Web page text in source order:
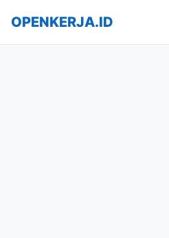
OPENKERJA.ID